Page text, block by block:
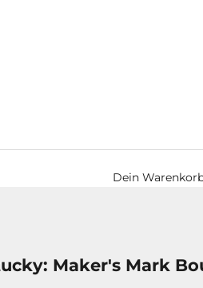
Dein
Maker's Mark